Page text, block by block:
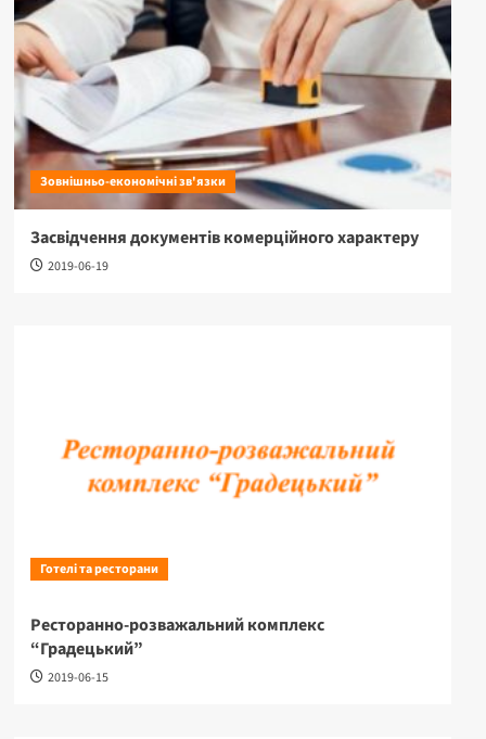
Зовнішньо-економічні зв'язки
Засвідчення документів комерційного характеру
2019-06-19
Готелі та ресторани
Ресторанно-розважальний комплекс
“Градецький”
2019-06-15